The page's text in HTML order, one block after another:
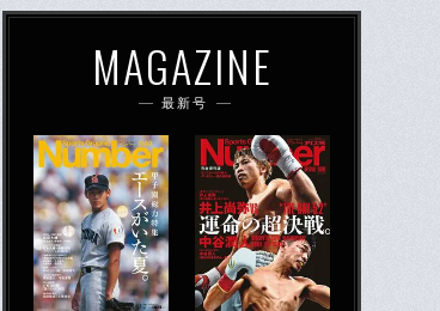
MAGAZINE
最新号